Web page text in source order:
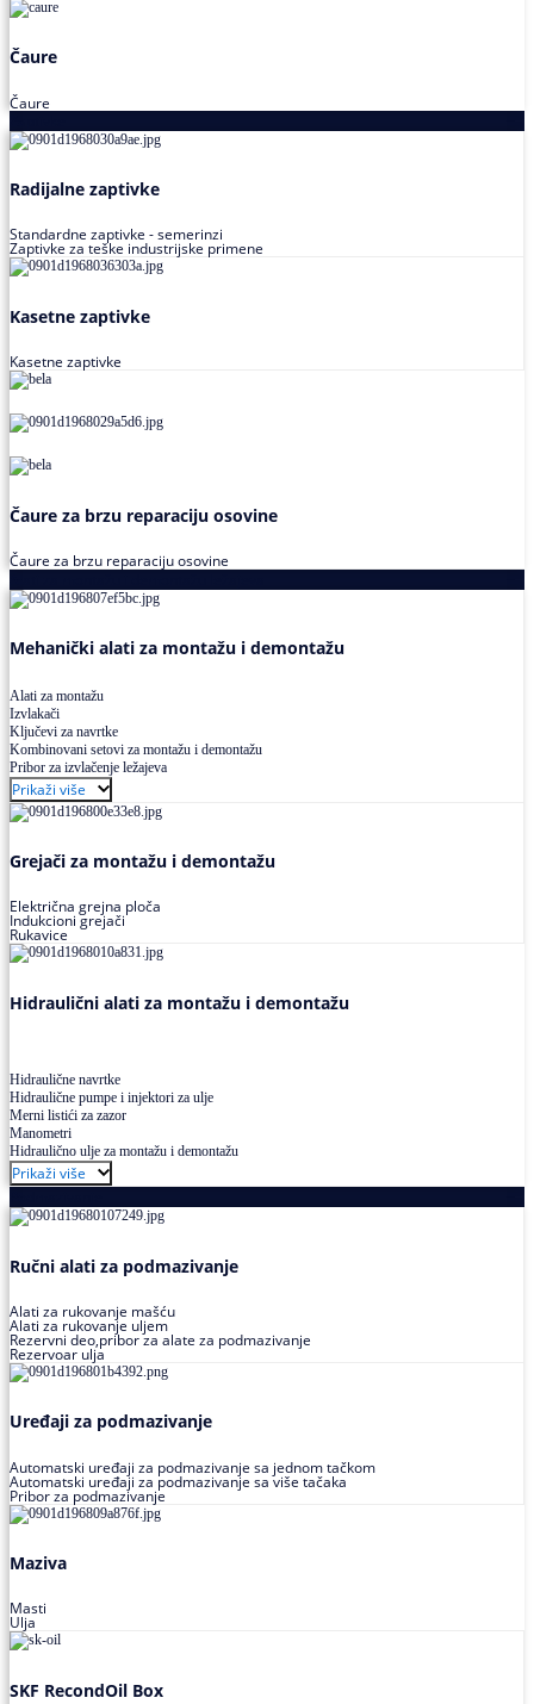
Čaure
Čaure
Radijalne zaptivke
Standardne zaptivke - semerinzi
Zaptivke za teške industrijske primene
Kasetne zaptivke
Kasetne zaptivke
Čaure za brzu reparaciju osovine
Čaure za brzu reparaciju osovine
Mehanički alati za montažu i demontažu
Alati za montažu
Izvlakači
Ključevi za navrtke
Kombinovani setovi za montažu i demontažu
Pribor za izvlačenje ležajeva
Prikaži više
Grejači za montažu i demontažu
Električna grejna ploča
Indukcioni grejači
Rukavice
Hidraulični alati za montažu i demontažu
Hidraulične navrtke
Hidraulične pumpe i injektori za ulje
Merni listići za zazor
Manometri
Hidraulično ulje za montažu i demontažu
Prikaži više
Ručni alati za podmazivanje
Alati za rukovanje mašću
Alati za rukovanje uljem
Rezervni deo,pribor za alate za podmazivanje
Rezervoar ulja
Uređaji za podmazivanje
Automatski uređaji za podmazivanje sa jednom tačkom
Automatski uređaji za podmazivanje sa više tačaka
Pribor za podmazivanje
Maziva
Masti
Ulja
SKF RecondOil Box